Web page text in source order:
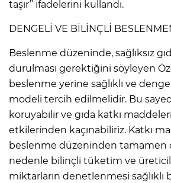
taşır” ifadelerini kullandı.
DENGELİ VE BİLİNÇLİ
Beslenme düzeninde, sağlıksız
durulması gerektiğini söyleyen
beslenme yerine sağlıklı ve
modeli tercih edilmelidir. Bu sayede
koruyabilir ve gıda katkı
etkilerinden kaçınabiliriz. Katkı
beslenme düzeninden tamamen
nedenle bilinçli tüketim ve
miktarların denetlenmesi sağlıklı